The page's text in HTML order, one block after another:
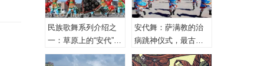
民族歌舞系列介绍之
一：草原上的“安代”和
安代舞
安代舞：萨满教的治
病跳神仪式，最古老
的心理治疗！